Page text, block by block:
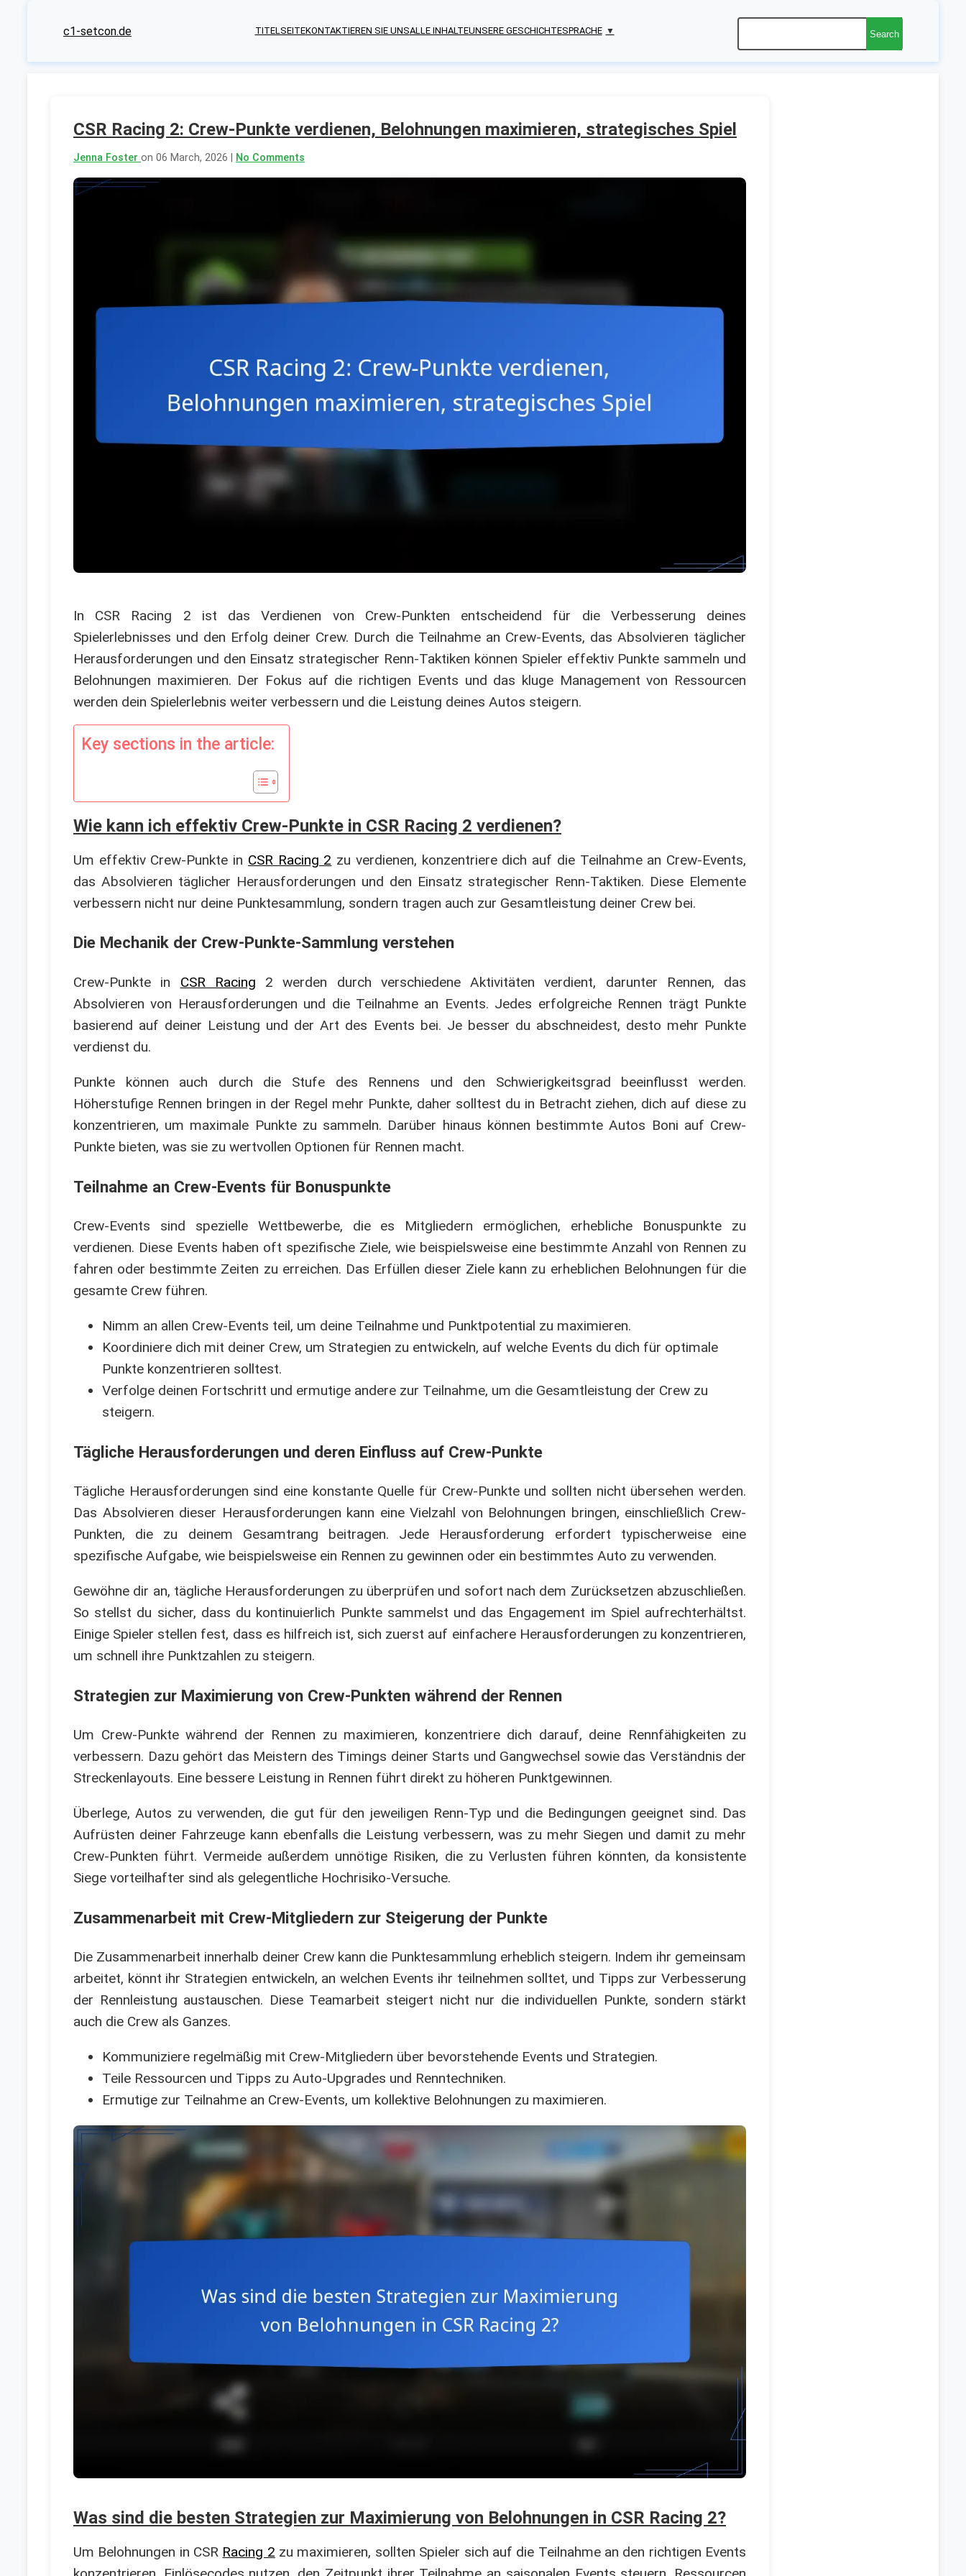
c1-setcon.de TITELSEITEKONTAKTIEREN SIE UNSALLE INHALTEUNSERE GESCHICHTESPRACHE ▼ Search
CSR Racing 2: Crew-Punkte verdienen, Belohnungen maximieren, strategisches Spiel
Jenna Foster on 06 March, 2026 | No Comments
In CSR Racing 2 ist das Verdienen von Crew-Punkten entscheidend für die Verbesserung deines
Spielerlebnisses und den Erfolg deiner Crew. Durch die Teilnahme an Crew-Events, das Absolvieren täglicher
Herausforderungen und den Einsatz strategischer Renn-Taktiken können Spieler effektiv Punkte sammeln und
Belohnungen maximieren. Der Fokus auf die richtigen Events und das kluge Management von Ressourcen
werden dein Spielerlebnis weiter verbessern und die Leistung deines Autos steigern.
Key sections in the article:
Wie kann ich effektiv Crew-Punkte in CSR Racing 2 verdienen?
Um effektiv Crew-Punkte in CSR Racing 2 zu verdienen, konzentriere dich auf die Teilnahme an Crew-Events,
das Absolvieren täglicher Herausforderungen und den Einsatz strategischer Renn-Taktiken. Diese Elemente
verbessern nicht nur deine Punktesammlung, sondern tragen auch zur Gesamtleistung deiner Crew bei.
Die Mechanik der Crew-Punkte-Sammlung verstehen
Crew-Punkte in CSR Racing 2 werden durch verschiedene Aktivitäten verdient, darunter Rennen, das
Absolvieren von Herausforderungen und die Teilnahme an Events. Jedes erfolgreiche Rennen trägt Punkte
basierend auf deiner Leistung und der Art des Events bei. Je besser du abschneidest, desto mehr Punkte
verdienst du.
Punkte können auch durch die Stufe des Rennens und den Schwierigkeitsgrad beeinflusst werden.
Höherstufige Rennen bringen in der Regel mehr Punkte, daher solltest du in Betracht ziehen, dich auf diese zu
konzentrieren, um maximale Punkte zu sammeln. Darüber hinaus können bestimmte Autos Boni auf Crew-
Punkte bieten, was sie zu wertvollen Optionen für Rennen macht.
Teilnahme an Crew-Events für Bonuspunkte
Crew-Events sind spezielle Wettbewerbe, die es Mitgliedern ermöglichen, erhebliche Bonuspunkte zu
verdienen. Diese Events haben oft spezifische Ziele, wie beispielsweise eine bestimmte Anzahl von Rennen zu
fahren oder bestimmte Zeiten zu erreichen. Das Erfüllen dieser Ziele kann zu erheblichen Belohnungen für die
gesamte Crew führen.
Nimm an allen Crew-Events teil, um deine Teilnahme und Punktpotential zu maximieren.
Koordiniere dich mit deiner Crew, um Strategien zu entwickeln, auf welche Events du dich für optimale
Punkte konzentrieren solltest.
Verfolge deinen Fortschritt und ermutige andere zur Teilnahme, um die Gesamtleistung der Crew zu
steigern.
Tägliche Herausforderungen und deren Einfluss auf Crew-Punkte
Tägliche Herausforderungen sind eine konstante Quelle für Crew-Punkte und sollten nicht übersehen werden.
Das Absolvieren dieser Herausforderungen kann eine Vielzahl von Belohnungen bringen, einschließlich Crew-
Punkten, die zu deinem Gesamtrang beitragen. Jede Herausforderung erfordert typischerweise eine
spezifische Aufgabe, wie beispielsweise ein Rennen zu gewinnen oder ein bestimmtes Auto zu verwenden.
Gewöhne dir an, tägliche Herausforderungen zu überprüfen und sofort nach dem Zurücksetzen abzuschließen.
So stellst du sicher, dass du kontinuierlich Punkte sammelst und das Engagement im Spiel aufrechterhältst.
Einige Spieler stellen fest, dass es hilfreich ist, sich zuerst auf einfachere Herausforderungen zu konzentrieren,
um schnell ihre Punktzahlen zu steigern.
Strategien zur Maximierung von Crew-Punkten während der Rennen
Um Crew-Punkte während der Rennen zu maximieren, konzentriere dich darauf, deine Rennfähigkeiten zu
verbessern. Dazu gehört das Meistern des Timings deiner Starts und Gangwechsel sowie das Verständnis der
Streckenlayouts. Eine bessere Leistung in Rennen führt direkt zu höheren Punktgewinnen.
Überlege, Autos zu verwenden, die gut für den jeweiligen Renn-Typ und die Bedingungen geeignet sind. Das
Aufrüsten deiner Fahrzeuge kann ebenfalls die Leistung verbessern, was zu mehr Siegen und damit zu mehr
Crew-Punkten führt. Vermeide außerdem unnötige Risiken, die zu Verlusten führen könnten, da konsistente
Siege vorteilhafter sind als gelegentliche Hochrisiko-Versuche.
Zusammenarbeit mit Crew-Mitgliedern zur Steigerung der Punkte
Die Zusammenarbeit innerhalb deiner Crew kann die Punktesammlung erheblich steigern. Indem ihr gemeinsam
arbeitet, könnt ihr Strategien entwickeln, an welchen Events ihr teilnehmen solltet, und Tipps zur Verbesserung
der Rennleistung austauschen. Diese Teamarbeit steigert nicht nur die individuellen Punkte, sondern stärkt
auch die Crew als Ganzes.
Kommuniziere regelmäßig mit Crew-Mitgliedern über bevorstehende Events und Strategien.
Teile Ressourcen und Tipps zu Auto-Upgrades und Renntechniken.
Ermutige zur Teilnahme an Crew-Events, um kollektive Belohnungen zu maximieren.
Was sind die besten Strategien zur Maximierung von Belohnungen in CSR Racing 2?
Um Belohnungen in CSR Racing 2 zu maximieren, sollten Spieler sich auf die Teilnahme an den richtigen Events